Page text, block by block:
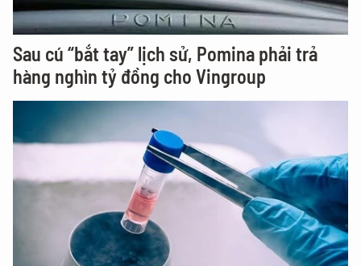
Sau cú “bắt tay” lịch sử, Pomina phải trả
hàng nghìn tỷ đồng cho Vingroup